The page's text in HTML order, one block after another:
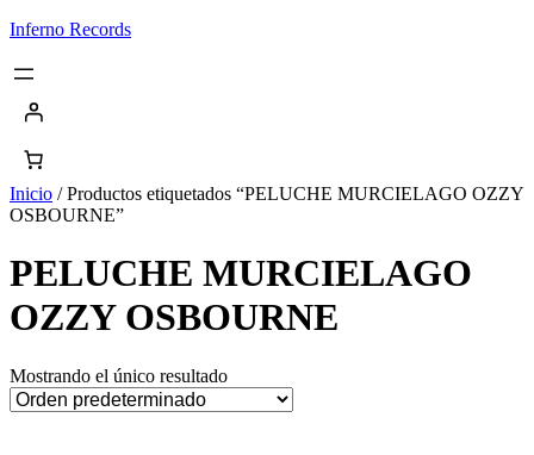
Saltar
contenido
Inferno Records
Inicio / Productos etiquetados “PELUCHE MURCIELAGO OZZY
OSBOURNE”
PELUCHE MURCIELAGO
OZZY OSBOURNE
Mostrando el único resultado